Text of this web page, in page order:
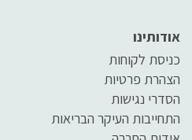
אודותינו
כניסת לקוחות
הצהרת פרטיות
הסדרי נגישות
התחייבות העיקר הבריאות